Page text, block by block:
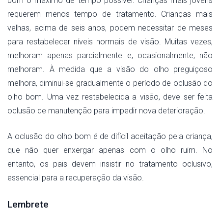
requerem menos tempo de tratamento. Crianças mais
velhas, acima de seis anos, podem necessitar de meses
para restabelecer níveis normais de visão. Muitas vezes,
melhoram apenas parcialmente e, ocasionalmente, não
melhoram. À medida que a visão do olho preguiçoso
melhora, diminui-se gradualmente o período de oclusão do
olho bom. Uma vez restabelecida a visão, deve ser feita
oclusão de manutenção para impedir nova deterioração.
A oclusão do olho bom é de difícil aceitação pela criança,
que não quer enxergar apenas com o olho ruim. No
entanto, os pais devem insistir no tratamento oclusivo,
essencial para a recuperação da visão.
Lembrete